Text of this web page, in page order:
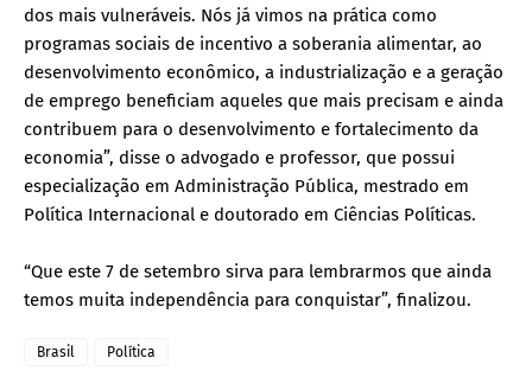
dos mais vulneráveis. Nós já vimos na prática como
programas sociais de incentivo a soberania alimentar, ao
desenvolvimento econômico, a industrialização e a geração
de emprego beneficiam aqueles que mais precisam e ainda
contribuem para o desenvolvimento e fortalecimento da
economia”, disse o advogado e professor, que possui
especialização em Administração Pública, mestrado em
Política Internacional e doutorado em Ciências Políticas.
“Que este 7 de setembro sirva para lembrarmos que ainda
temos muita independência para conquistar”, finalizou.
Brasil Política